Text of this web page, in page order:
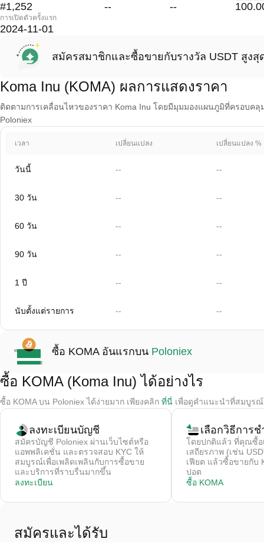
#1,252 -- --
การเปิดตัวครั้งแรก
2024-11-01
สมัครสมาชิกและซื้อขายกับรางวัล USDT สูงสุ
Koma Inu (KOMA) ผลการแสดงราคา
ติดตามการเคลื่อนไหวของราคา Koma Inu โดยมีมุมมองแผนภูมิที่ครอบค
Poloniex
เวลา เปลี่ยนแปลง เปลี่ยนแปลง %
วันนี้ -- --
30 วัน -- --
60 วัน -- --
90 วัน -- --
1 ปี -- --
นับตั้งแต่รายการ -- --
ซื้อ KOMA อันแรกบน Poloniex
ซื้อ KOMA (Koma Inu) ได้อย่างไร
ซื้อ KOMA บน Poloniex ได้ง่ายมาก เพียงคลิก ที่นี่ เพื่อดูคำแนะนำที่สมบูรณ์
ลงทะเบียนบัญชี
สมัครบัญชี Poloniex ผ่านเว็บไซต์หรือ
แอพพลิเคชั่น และตรวจสอบ KYC ให้
สมบูรณ์เพื่อเพลิดเพลินกับการซื้อขาย
และบริการที่ราบรื่นมากขึ้น
ลงทะเบียน
เลือกวิธีการชํ
โดยปกติแล้ว ที่คุณซื้อ
เสถียรภาพ (เช่น
เฟียต แล้วซื้อขายกับ
ปอต
ซื้อ KOMA
สมัครและได้รับ